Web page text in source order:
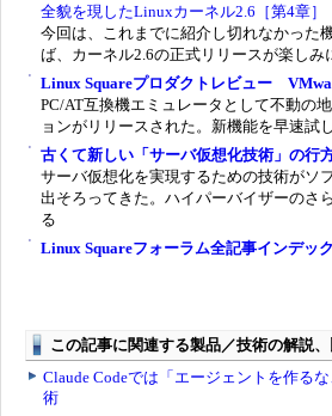
全貌を現したLinuxカーネル2.6［第4章］
今回は、これまでに紹介し切れなかった
ば、カーネル2.6の正式リリースが楽しみ
Linux Squareプロダクトレビュー
PC/AT互換機エミュレータとして不動の
ョンがリリースされた。新機能を早速試
古くて新しい「サーバ仮想化技術」の行
サーバ仮想化を実現するための技術がソ
出そろってきた。ハイパーバイザーのさ
る
Linux Squareフォーラム全記事インデッ